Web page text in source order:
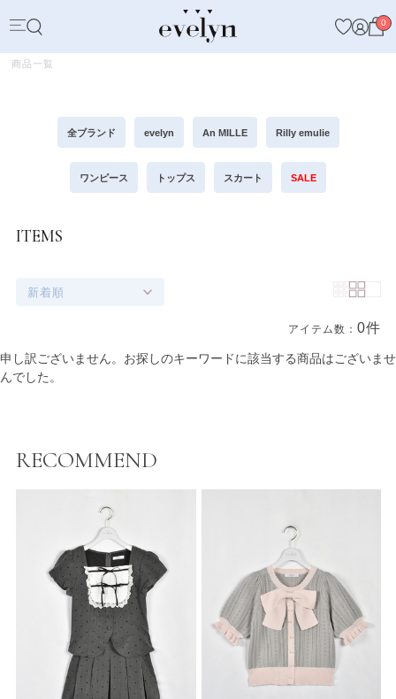
0
商品一覧
全ブランド evelyn An MILLE Rilly emulie
ワンピース トップス スカート SALE
ITEMS
新着順
アイテム数：0件
商品一覧
申し訳ございません。お探しのキーワードに該当する商品はございませ
んでした。
RECOMMEND